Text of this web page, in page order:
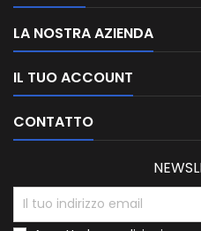
LA NOSTRA AZIENDA
IL TUO ACCOUNT
CONTATTO